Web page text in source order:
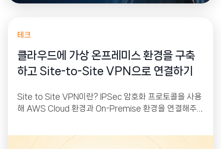
테크
클라우드에 가상 온프레미스 환경을 구축
하고 Site-to-Site VPN으로 연결하기
Site to Site VPN이란? IPSec 암호화 프로토콜을 사용
해 AWS Cloud 환경과 On-Premise 환경을 연결해주
y)가 붙어있으며 이 둘 사이에 IPSec 프로토콜을 이용해